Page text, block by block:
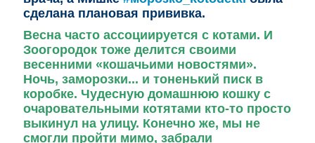
сделана плановая прививка.
Весна часто ассоциируется с котами. И
Зоогородок тоже делится своими
весенними «кошачьими новостями».
Ночь, заморозки... и тоненький писк в
коробке. Чудесную домашнюю кошку с
очаровательными котятами кто-то просто
выкинул на улицу. Конечно же, мы не
смогли пройти мимо, забрали